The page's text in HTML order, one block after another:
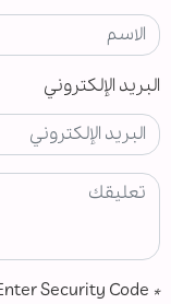
البريد الإلكتروني
*